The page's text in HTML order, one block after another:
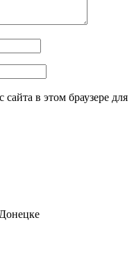
в этом браузере для